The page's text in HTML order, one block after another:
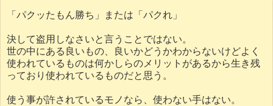
「パクッたもん勝ち」または「パクれ」
決して盗用しなさいと言うことではない。
世の中にある良いもの、良いかどうかわからないけどよく
使われているものは何かしらのメリットがあるから生き残
っており使われているものだと思う。
使う事が許されているモノなら、使わない手はない。